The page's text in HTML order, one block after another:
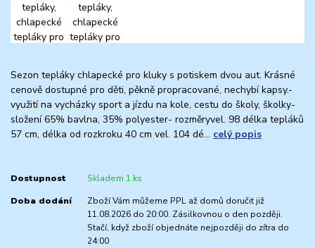
Sezon tepláky chlapecké pro kluky s potiskem dvou aut. Krásné
cenově dostupné pro děti, pěkně propracované, nechybí kapsy.-
využití na vycházky sport a jízdu na kole, cestu do školy, školky-
složení 65% bavlna, 35% polyester- rozměryvel. 98 délka tepláků
57 cm, délka od rozkroku 40 cm vel. 104 dé... celý popis
Dostupnost Skladem 1 ks
Doba dodání
Zboží Vám můžeme PPL až domů doručit již
11.08.2026 do 20:00. Zásilkovnou o den později.
Stačí, když zboží objednáte nejpozději do zítra do
24:00